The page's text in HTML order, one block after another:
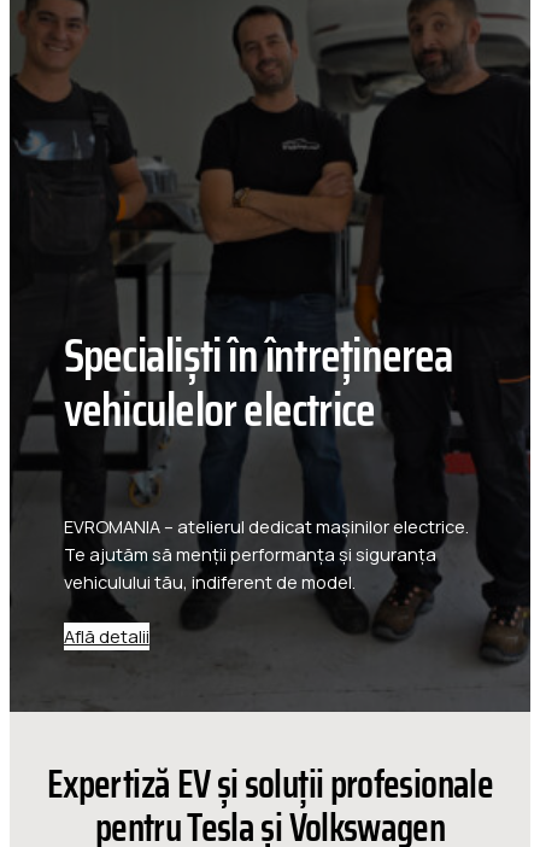
Specialiști în întreținerea
vehiculelor electrice
EVROMANIA – atelierul dedicat mașinilor electrice.
Te ajutăm să menții performanța și siguranța
vehiculului tău, indiferent de model.
Află detalii
Expertiză EV și soluții profesionale
pentru Tesla și Volkswagen